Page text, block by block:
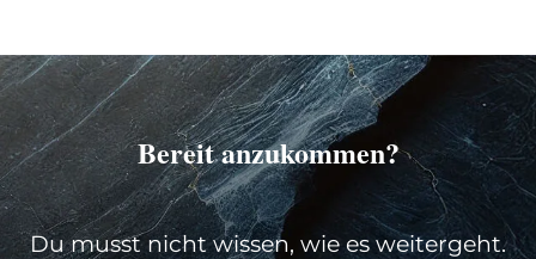
Bereit anzukommen?
Du musst nicht wissen, wie es weitergeht.